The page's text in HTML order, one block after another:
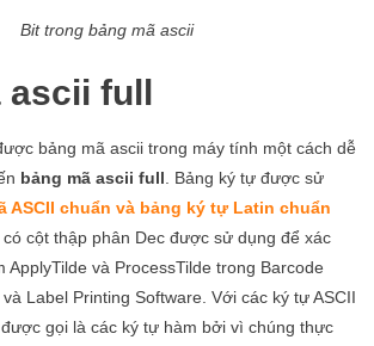
Bit trong bảng mã ascii
full
bảng mã ascii trong máy tính một cách dễ
bảng mã ascii full. Bảng ký tự được sử
ASCII chuẩn và bảng ký tự Latin chuẩn
cột thập phân Dec được sử dụng để xác
ApplyTilde và ProcessTilde trong Barcode
Label Printing Software. Với các ký tự ASCII
gọi là các ký tự hàm bởi vì chúng thực